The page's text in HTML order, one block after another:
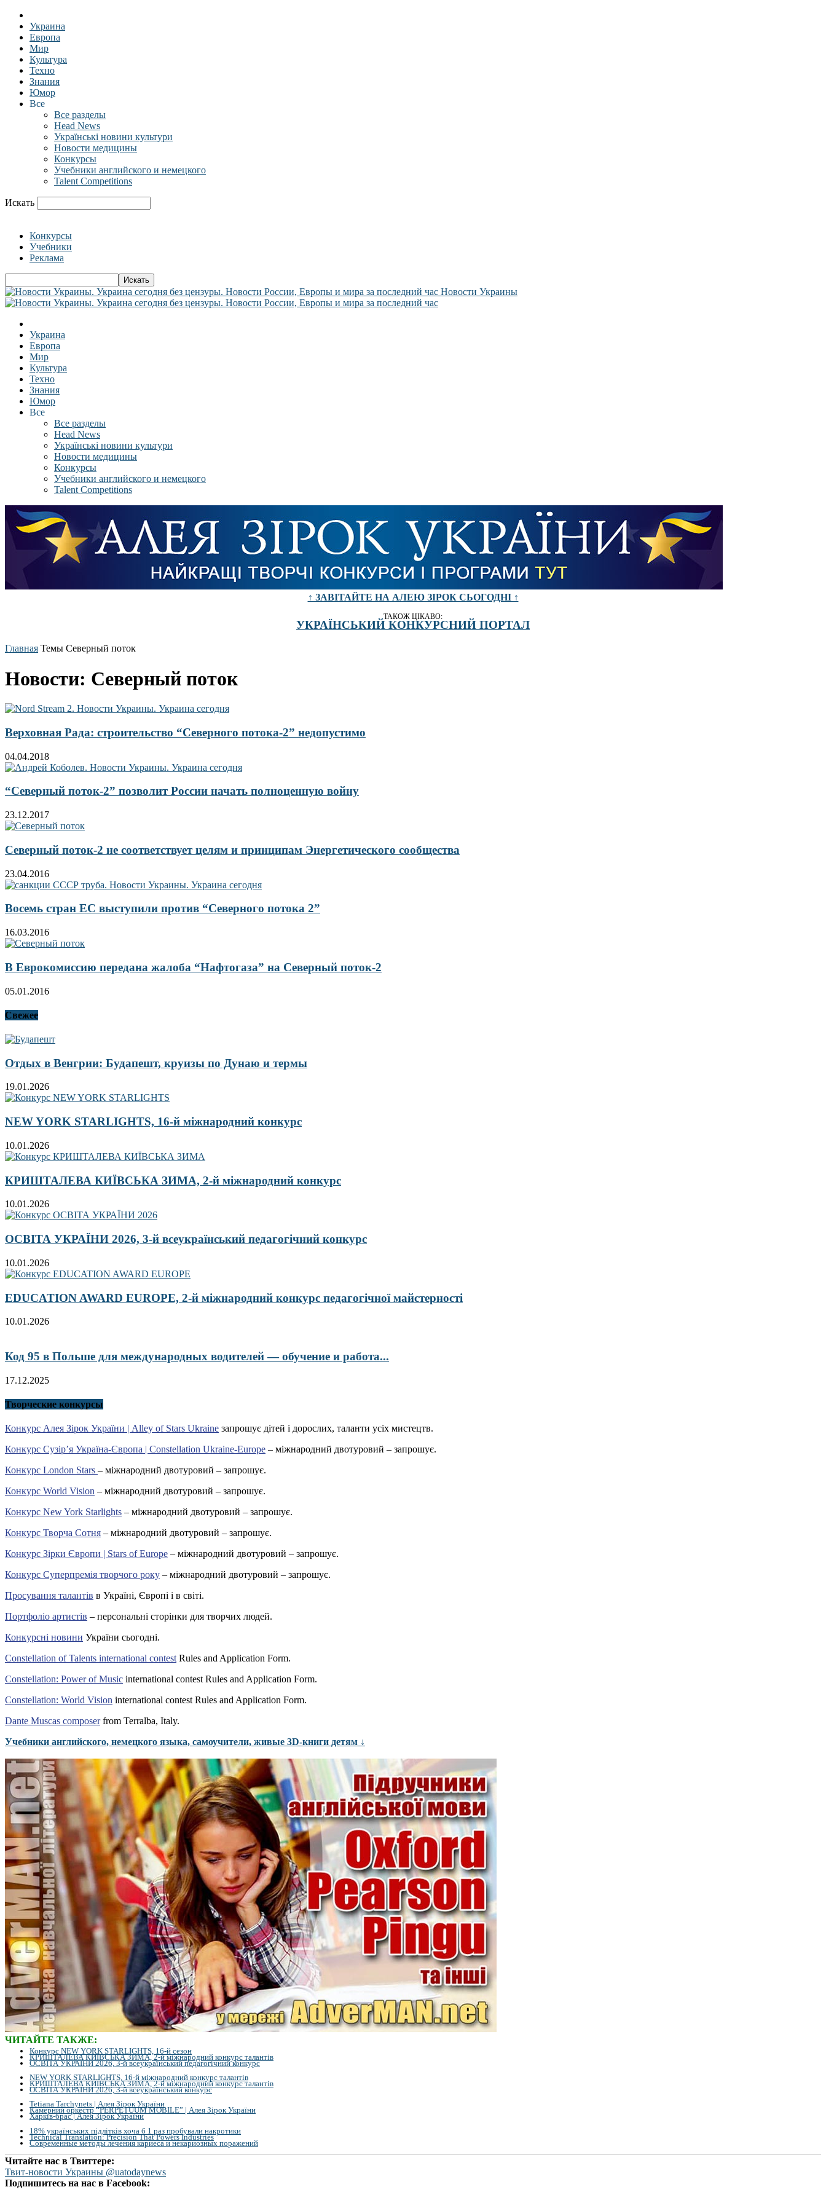
Украина
Европа
Мир
Культура
Техно
Знания
Юмор
Все
Все разделы
Head News
Українські новини культури
Новости медицины
Конкурсы
Учебники английского и немецкого
Talent Competitions
Искать
Конкурсы
Учебники
Реклама
Новости Украины
Украина
Европа
Мир
Культура
Техно
Знания
Юмор
Все
Все разделы
Head News
Українські новини культури
Новости медицины
Конкурсы
Учебники английского и немецкого
Talent Competitions
↑ ЗАВІТАЙТЕ НА АЛЕЮ ЗІРОК СЬОГОДНІ ↑
ТАКОЖ ЦІКАВО:
УКРАЇНСЬКИЙ КОНКУРСНИЙ ПОРТАЛ
Главная Темы Северный поток
Новости: Северный поток
Верховная Рада: строительство “Северного потока-2” недопустимо
04.04.2018
“Северный поток-2” позволит России начать полноценную войну
23.12.2017
Северный поток-2 не соответствует целям и принципам Энергетического сообщества
23.04.2016
Восемь стран ЕС выступили против “Северного потока 2”
16.03.2016
В Еврокомиссию передана жалоба “Нафтогаза” на Северный поток-2
05.01.2016
Свежее
Отдых в Венгрии: Будапешт, круизы по Дунаю и термы
19.01.2026
NEW YORK STARLIGHTS, 16-й міжнародний конкурс
10.01.2026
КРИШТАЛЕВА КИЇВСЬКА ЗИМА, 2-й міжнародний конкурс
10.01.2026
ОСВІТА УКРАЇНИ 2026, 3-й всеукраїнський педагогічний конкурс
10.01.2026
EDUCATION AWARD EUROPE, 2-й міжнародний конкурс педагогічної майстерності
10.01.2026
Код 95 в Польше для международных водителей — обучение и работа...
17.12.2025
Творческие конкурсы
Конкурс Алея Зірок України | Alley of Stars Ukraine запрошує дітей і дорослих, таланти усіх мистецтв.
Конкурс Сузір’я Україна-Європа | Constellation Ukraine-Europe – міжнародний двотуровий – запрошує.
Конкурс London Stars – міжнародний двотуровий – запрошує.
Конкурс World Vision – міжнародний двотуровий – запрошує.
Конкурс New York Starlights – міжнародний двотуровий – запрошує.
Конкурс Творча Сотня – міжнародний двотуровий – запрошує.
Конкурс Зірки Європи | Stars of Europe – міжнародний двотуровий – запрошує.
Конкурс Суперпремія творчого року – міжнародний двотуровий – запрошує.
Просування талантів в Україні, Європі і в світі.
Портфоліо артистів – персональні сторінки для творчих людей.
Конкурсні новини України сьогодні.
Constellation of Talents international contest Rules and Application Form.
Constellation: Power of Music international contest Rules and Application Form.
Constellation: World Vision international contest Rules and Application Form.
Dante Muscas composerfrom Terralba, Italy.
Учебники английского, немецкого языка, самоучители, живые 3D-книги детям ↓
ЧИТАЙТЕ ТАКЖЕ:
Конкурс NEW YORK STARLIGHTS, 16-й сезон
КРИШТАЛЕВА КИЇВСЬКА ЗИМА, 2-й міжнародний конкурс талантів
ОСВІТА УКРАЇНИ 2026, 3-й всеукраїнський педагогічний конкурс
NEW YORK STARLIGHTS, 16-й міжнародний конкурс талантів
КРИШТАЛЕВА КИЇВСЬКА ЗИМА, 2-й міжнародний конкурс талантів
ОСВІТА УКРАЇНИ 2026, 3-й всеукраїнський конкурс
Tetiana Tarchynets | Алея Зірок України
Камерний оркестр “PERPETUUM MOBILE” | Алея Зірок України
Харків-брас | Алея Зірок України
18% українських підлітків хоча б 1 раз пробували накротики
Technical Translation: Precision That Powers Industries
Современные методы лечения кариеса и некариозных поражений
Читайте нас в Твиттере:
Твит-новости Украины @uatodaynews
Подпишитесь на нас в Facebook: